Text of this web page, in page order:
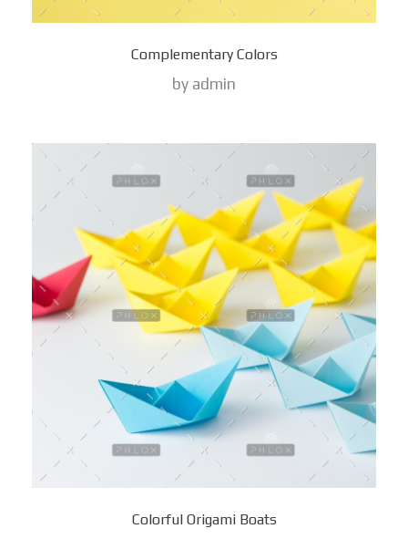
Complementary Colors
by admin
Colorful Origami Boats